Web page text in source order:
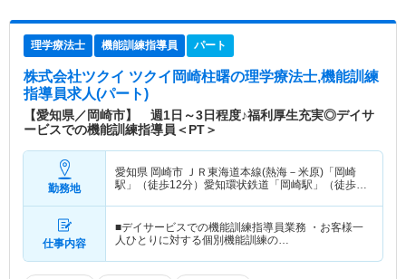
理学療法士 機能訓練指導員 パート
株式会社ツクイ ツクイ岡崎柱曙の理学療法士,機能訓練
指導員求人(パート)
【愛知県／岡崎市】 週1日～3日程度♪福利厚生充実◎デイサ
ービスでの機能訓練指導員＜PT＞
勤務地
愛知県 岡崎市 ＪＲ東海道本線(熱海－米原)「岡崎
駅」（徒歩12分）愛知環状鉄道「岡崎駅」（徒歩
仕事内容
■デイサービスでの機能訓練指導員業務 ・お客様一
人ひとりに対する個別機能訓練の…